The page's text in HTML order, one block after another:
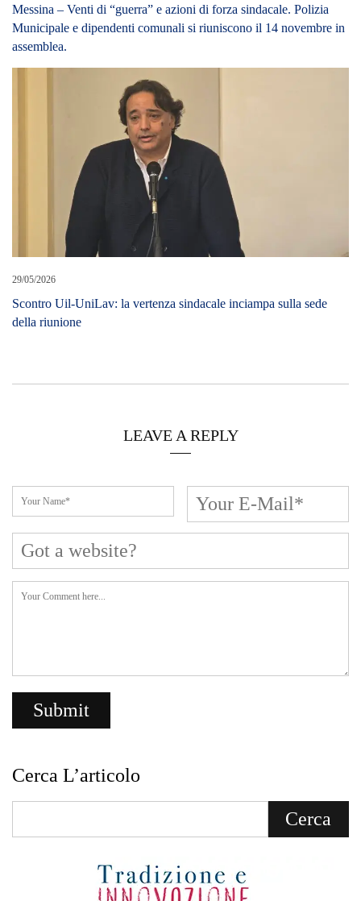
Messina – Venti di “guerra” e azioni di forza sindacale. Polizia
Municipale e dipendenti comunali si riuniscono il 14 novembre in
assemblea.
29/05/2026
Scontro Uil-UniLav: la vertenza sindacale inciampa sulla sede
della riunione
LEAVE A REPLY
Cerca L’articolo